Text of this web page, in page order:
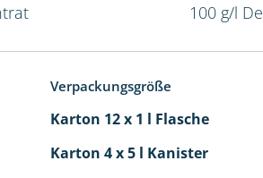
100 g/l
Verpackungsgröße
Karton 12 x 1 l Flasche
Karton 4 x 5 l Kanister